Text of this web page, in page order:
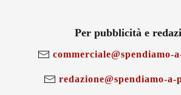
Per pubblicità e
commerciale@spendiamo-
redazione@spendiamo-a-